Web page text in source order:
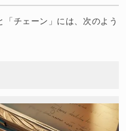
チェーン」には、次のよう